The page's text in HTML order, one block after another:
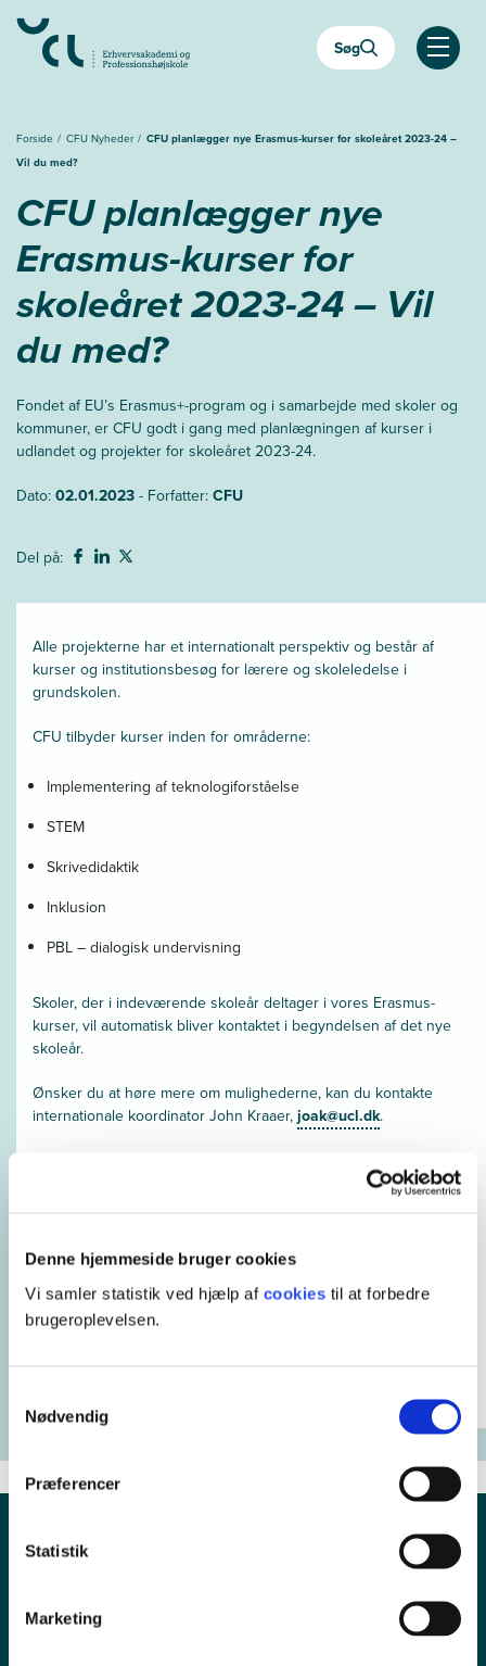
Denne hjemmeside bruger cookies
Vi samler statistik ved hjælp af cookies til at forbedre
brugeroplevelsen.
Nødvendig
Præferencer
Statistik
Marketing
hovedindhold
Søg
Åben
Forside CFU Nyheder
CFU planlægger nye Erasmus-kurser for skoleåret 2023-24 –
Vil du med?
CFU planlægger nye
Erasmus-kurser for
skoleåret 2023-24 – Vil
du med?
Fondet af EU’s Erasmus+-program og i samarbejde med skoler og
kommuner, er CFU godt i gang med planlægningen af kurser i
udlandet og projekter for skoleåret 2023-24.
Dato:02.01.2023- Forfatter:CFU
Del på:
Alle projekterne har et internationalt perspektiv og består af
kurser og institutionsbesøg for lærere og skoleledelse i
grundskolen.
CFU tilbyder kurser inden for områderne:
Implementering af teknologiforståelse
STEM
Skrivedidaktik
Inklusion
PBL – dialogisk undervisning
Skoler, der i indeværende skoleår deltager i vores Erasmus-
kurser, vil automatisk bliver kontaktet i begyndelsen af det nye
skoleår.
Ønsker du at høre mere om mulighederne, kan du kontakte
internationale koordinator John Kraaer,joak@ucl.dk.